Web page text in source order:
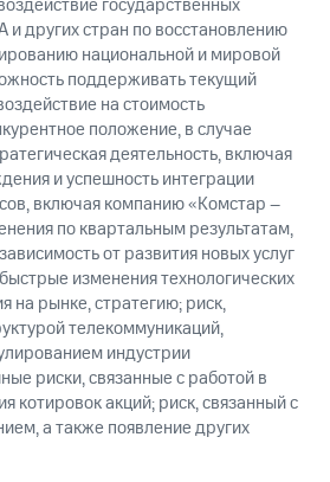
государственных
других стран по восстановлению
национальной и мировой
поддерживать текущий
на стоимость
положение, в случае
деятельность, включая
и успешность интеграции
включая компанию «Комстар –
по квартальным результатам,
от развития новых услуг
изменения технологических
на рынке, стратегию; риск,
телекоммуникаций,
индустрии
риски, связанные с работой в
котировок акций; риск, связанный с
а также появление других